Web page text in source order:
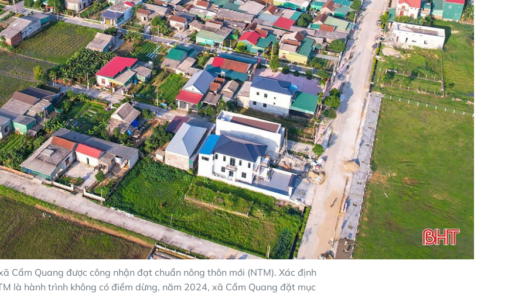
Cẩm Quang được công nhận đạt chuẩn nông thôn mới (NTM). Xác định
là hành trình không có điểm dừng, năm 2024, xã Cẩm Quang đặt mục